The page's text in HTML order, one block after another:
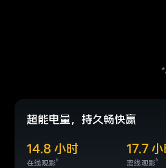
*
超能电量，持久畅快赢
14.8 小时
在线观影6
17.7
离线观影6